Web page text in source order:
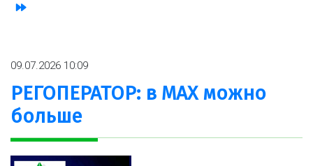
09.07.2026 10:09
РЕГОПЕРАТОР: в МАХ можно
больше